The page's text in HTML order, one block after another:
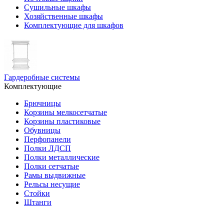
Сушильные шкафы
Хозяйственные шкафы
Комплектующие для шкафов
Гардеробные системы
Комплектующие
Брючницы
Корзины мелкосетчатые
Корзины пластиковые
Обувницы
Перфопанели
Полки ЛДСП
Полки металлические
Полки сетчатые
Рамы выдвижные
Рельсы несущие
Стойки
Штанги